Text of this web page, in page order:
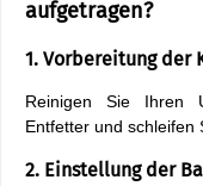
aufgetragen?
1. Vorbereitung der
Reinigen Sie Ihren
Entfetter und schleifen
2. Einstellung der